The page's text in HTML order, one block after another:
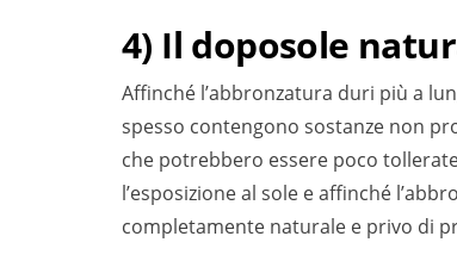
4) Il doposole
Affinché l’abbronzatura duri più a
spesso contengono sostanze non
che potrebbero essere poco
l’esposizione al sole e affinché
completamente naturale e privo di